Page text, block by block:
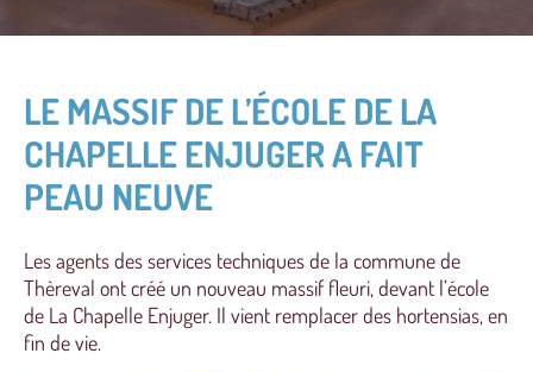
LE MASSIF DE L’ÉCOLE DE LA
CHAPELLE ENJUGER A FAIT
PEAU NEUVE
Les agents des services techniques de la commune de
Thèreval ont créé un nouveau massif fleuri, devant l’école
de La Chapelle Enjuger. Il vient remplacer des hortensias, en
fin de vie.